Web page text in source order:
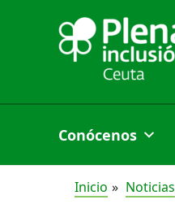
contenido
Conócenos
Inicio Noticias